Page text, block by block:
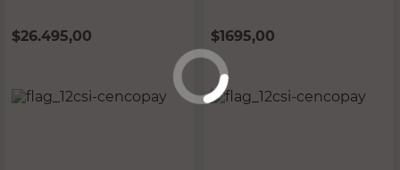
$26.495,00 $1695,00